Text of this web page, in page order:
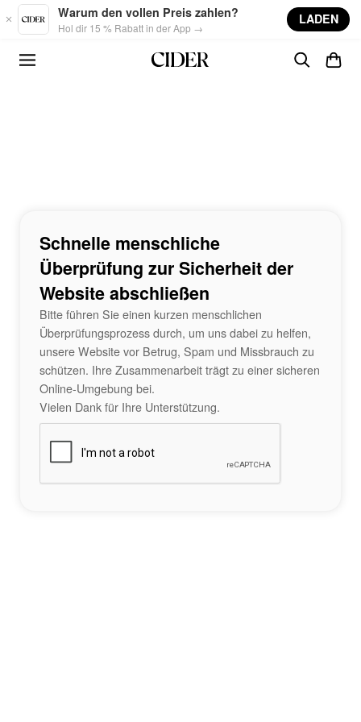
Skip to main content
Warum den vollen Preis zahlen?
Hol dir 15 % Rabatt in der App →
LADEN
Schnelle menschliche
Überprüfung zur Sicherheit der
Website abschließen
Bitte führen Sie einen kurzen menschlichen
Überprüfungsprozess durch, um uns dabei zu helfen,
unsere Website vor Betrug, Spam und Missbrauch zu
schützen. Ihre Zusammenarbeit trägt zu einer sicheren
Online-Umgebung bei.
Vielen Dank für Ihre Unterstützung.